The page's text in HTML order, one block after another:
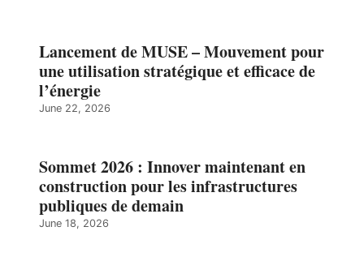
Lancement de MUSE – Mouvement pour
une utilisation stratégique et efficace de
l’énergie
June 22, 2026
Sommet 2026 : Innover maintenant en
construction pour les infrastructures
publiques de demain
June 18, 2026